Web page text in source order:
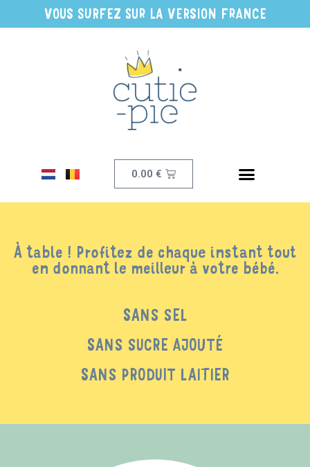
VOUS SURFEZ SUR LA VERSION FRANCE
0.00€
À table ! Profitez de chaque instant tout
en donnant le meilleur à votre bébé.
SANS SEL
SANS SUCRE AJOUTÉ
SANS PRODUIT LAITIER